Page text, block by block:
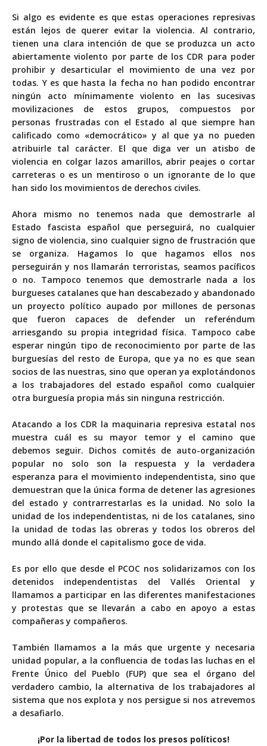
Si algo es evidente es que estas operaciones represivas
están lejos de querer evitar la violencia. Al contrario,
tienen una clara intención de que se produzca un acto
abiertamente violento por parte de los CDR para poder
prohibir y desarticular el movimiento de una vez por
todas. Y es que hasta la fecha no han podido encontrar
ningún acto mínimamente violento en las sucesivas
movilizaciones de estos grupos, compuestos por
personas frustradas con el Estado al que siempre han
calificado como «democrático» y al que ya no pueden
atribuirle tal carácter. El que diga ver un atisbo de
violencia en colgar lazos amarillos, abrir peajes o cortar
carreteras o es un mentiroso o un ignorante de lo que
han sido los movimientos de derechos civiles.
Ahora mismo no tenemos nada que demostrarle al
Estado fascista español que perseguirá, no cualquier
signo de violencia, sino cualquier signo de frustración que
se organiza. Hagamos lo que hagamos ellos nos
perseguirán y nos llamarán terroristas, seamos pacíficos
o no. Tampoco tenemos que demostrarle nada a los
burgueses catalanes que han descabezado y abandonado
un proyecto político aupado por millones de personas
que fueron capaces de defender un referéndum
arriesgando su propia integridad física. Tampoco cabe
esperar ningún tipo de reconocimiento por parte de las
burguesías del resto de Europa, que ya no es que sean
socios de las nuestras, sino que operan ya explotándonos
a los trabajadores del estado español como cualquier
otra burguesía propia más sin ninguna restricción.
Atacando a los CDR la maquinaria represiva estatal nos
muestra cuál es su mayor temor y el camino que
debemos seguir. Dichos comités de auto-organización
popular no solo son la respuesta y la verdadera
esperanza para el movimiento independentista, sino que
demuestran que la única forma de detener las agresiones
del estado y contrarrestarlas es la unidad. No solo la
unidad de los independentistas, ni de los catalanes, sino
la unidad de todas las obreras y todos los obreros del
mundo allá donde el capitalismo goce de vida.
Es por ello que desde el PCOC nos solidarizamos con los
detenidos independentistas del Vallés Oriental y
llamamos a participar en las diferentes manifestaciones
y protestas que se llevarán a cabo en apoyo a estas
compañeras y compañeros.
También llamamos a la más que urgente y necesaria
unidad popular, a la confluencia de todas las luchas en el
Frente Único del Pueblo (FUP) que sea el órgano del
verdadero cambio, la alternativa de los trabajadores al
sistema que nos explota y nos persigue si nos atrevemos
a desafiarlo.
¡Por la libertad de todos los presos políticos!